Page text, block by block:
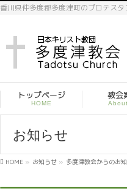
香川県仲多度郡多度津町のプロテス
トップページ
HOME
教会
お知らせ
HOME » お知らせ » 多度津教会からのお